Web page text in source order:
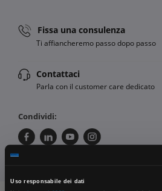
Uso responsabile dei dati
Fissa una consulenza
Ti affiancheremo passo dopo passo
Contattaci
Parla con il customer care dedicato
Condividi: